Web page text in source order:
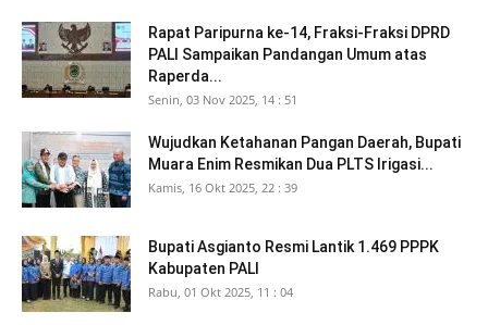
Rapat Paripurna ke-14, Fraksi-Fraksi DPRD
PALI Sampaikan Pandangan Umum atas
Raperda...
Senin, 03 Nov 2025, 14 : 51
Wujudkan Ketahanan Pangan Daerah, Bupati
Muara Enim Resmikan Dua PLTS Irigasi...
Kamis, 16 Okt 2025, 22 : 39
Bupati Asgianto Resmi Lantik 1.469 PPPK
Kabupaten PALI
Rabu, 01 Okt 2025, 11 : 04